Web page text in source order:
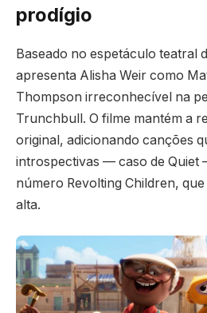
prodígio
Baseado no espetáculo teatral
apresenta Alisha Weir como
Thompson irreconhecível na
Trunchbull. O filme mantém a
original, adicionando canções
introspectivas — caso de Quiet
número Revolting Children,
alta.